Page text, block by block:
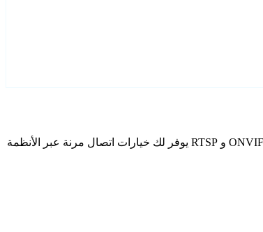
قم بتكوين Bestek كاميرات IP الخاصة بك باستخدام Agent DVR. يتضمن برنامج المراقبة المجاني الخاص بنا معالج إعداد مخصص لطرز Bestek، وتوافق ONVIF و RTSP يوفر لك خيارات اتصال مرنة عبر الأنظمة